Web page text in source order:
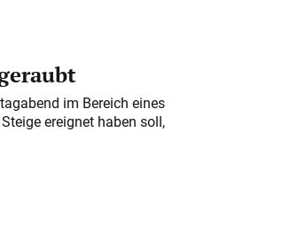
im Bereich eines
ereignet haben soll,